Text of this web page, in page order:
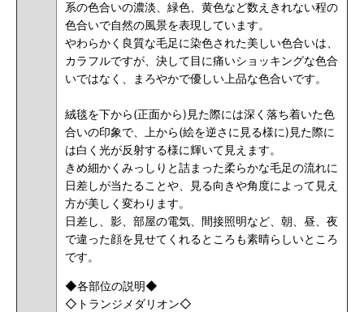
系の色合いの濃淡、緑色、黄色など数えきれない程の
色合いで自然の風景を表現しています。
やわらかく良質な毛足に染色された美しい色合いは、
カラフルですが、決して目に痛いショッキングな色合
いではなく、まろやかで優しい上品な色合いです。
絨毯を下から(正面から)見た際には深く落ち着いた色
合いの印象で、上から(絵を逆さに見る様に)見た際に
は白く光が反射する様に輝いて見えます。
きめ細かくみっしりと詰まった柔らかな毛足の流れに
日差しが当たることや、見る向きや角度によって見え
方が美しく変わります。
日差し、影、部屋の電気、間接照明など、朝、昼、夜
で違った顔を見せてくれるところも素晴らしいところ
です。
◆各部位の説明◆
◇トランジメダリオン◇